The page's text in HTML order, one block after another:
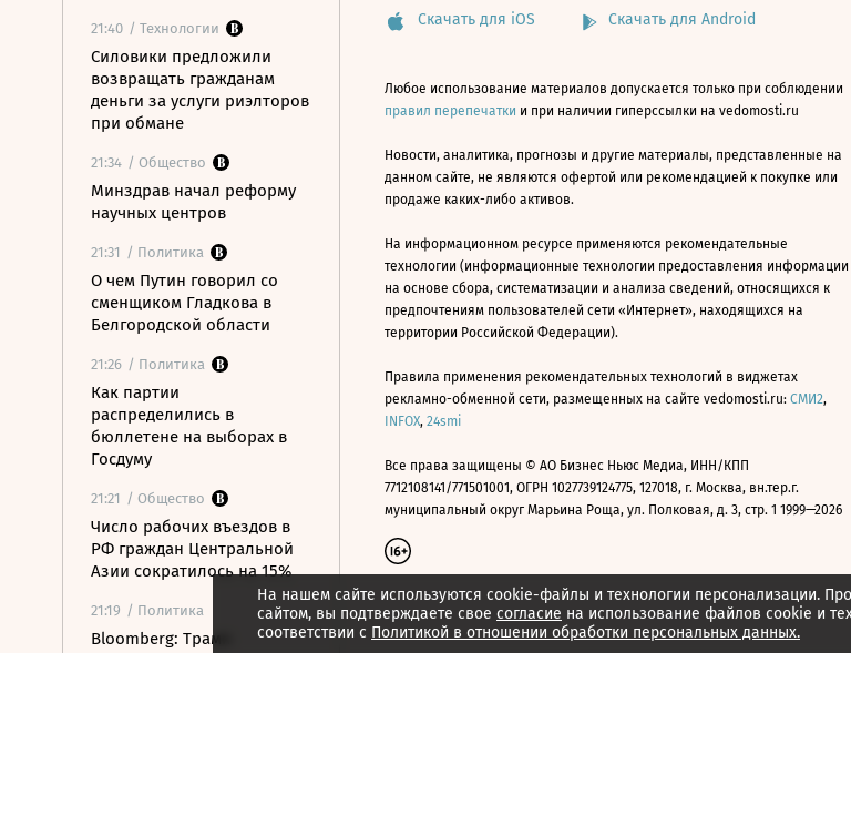
21:40 / Технологии
Силовики предложили
возвращать гражданам
деньги за услуги риэлторов
при обмане
21:34 / Общество
Минздрав начал реформу
научных центров
21:31 / Политика
О чем Путин говорил со
сменщиком Гладкова в
Белгородской области
21:26 / Политика
Как партии
распределились в
бюллетене на выборах в
Госдуму
21:21 / Общество
Число рабочих въездов в
РФ граждан Центральной
Азии сократилось на 15%
21:19 / Политика
Bloomberg: Трамп
На нашем сайте используются cookie-файлы и технологии персонализации.
сайтом, вы подтверждаете свое согласие на использование файлов cookie и
соответствии с Политикой в отношении обработки персональных данных.
Скачать для iOS Скачать для Android
Любое использование материалов допускается только при соблюдении
правил перепечатки и при наличии гиперссылки на vedomosti.ru
Новости, аналитика, прогнозы и другие материалы, представленные на
данном сайте, не являются офертой или рекомендацией к покупке или
продаже каких-либо активов.
На информационном ресурсе применяются рекомендательные
технологии (информационные технологии предоставления информации
на основе сбора, систематизации и анализа сведений, относящихся к
предпочтениям пользователей сети «Интернет», находящихся на
территории Российской Федерации).
Правила применения рекомендательных технологий в виджетах
рекламно-обменной сети, размещенных на сайте vedomosti.ru: СМИ2,
INFOX, 24smi
Все права защищены © АО Бизнес Ньюс Медиа, ИНН/КПП
7712108141/771501001, ОГРН 1027739124775, 127018, г. Москва, вн.тер.г.
муниципальный округ Марьина Роща, ул. Полковая, д. 3, стр. 1 1999—2026